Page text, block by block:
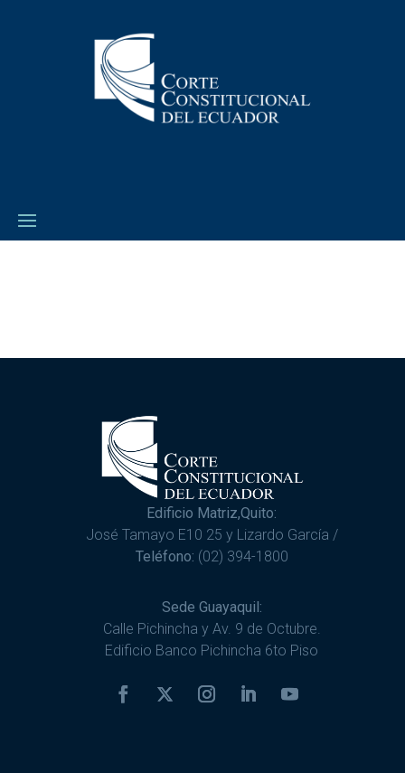
Edificio Matriz,Quito:
José Tamayo E10 25 y Lizardo García /
Teléfono: (02) 394-1800
Sede Guayaquil:
Calle Pichincha y Av. 9 de Octubre.
Edificio Banco Pichincha 6to Piso